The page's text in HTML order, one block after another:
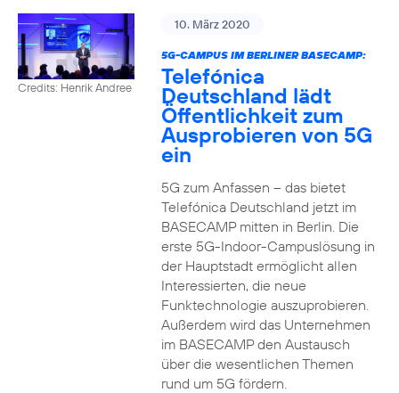
Credits: Henrik Andree
10. März 2020
5G-CAMPUS IM BERLINER BASECAMP:
Telefónica
Deutschland lädt
Öffentlichkeit zum
Ausprobieren von 5G
ein
5G zum Anfassen – das bietet
Telefónica Deutschland jetzt im
BASECAMP mitten in Berlin. Die
erste 5G-Indoor-Campuslösung in
der Hauptstadt ermöglicht allen
Interessierten, die neue
Funktechnologie auszuprobieren.
Außerdem wird das Unternehmen
im BASECAMP den Austausch
über die wesentlichen Themen
rund um 5G fördern.